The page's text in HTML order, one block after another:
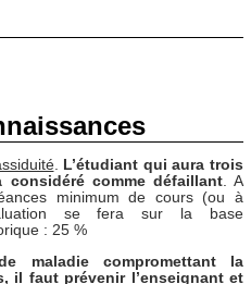
. L’étudiant qui aura trois
comme défaillant. A
minimum de cours (ou à
se fera sur la base
: 25 %
maladie compromettant la
il faut prévenir l’enseignant et